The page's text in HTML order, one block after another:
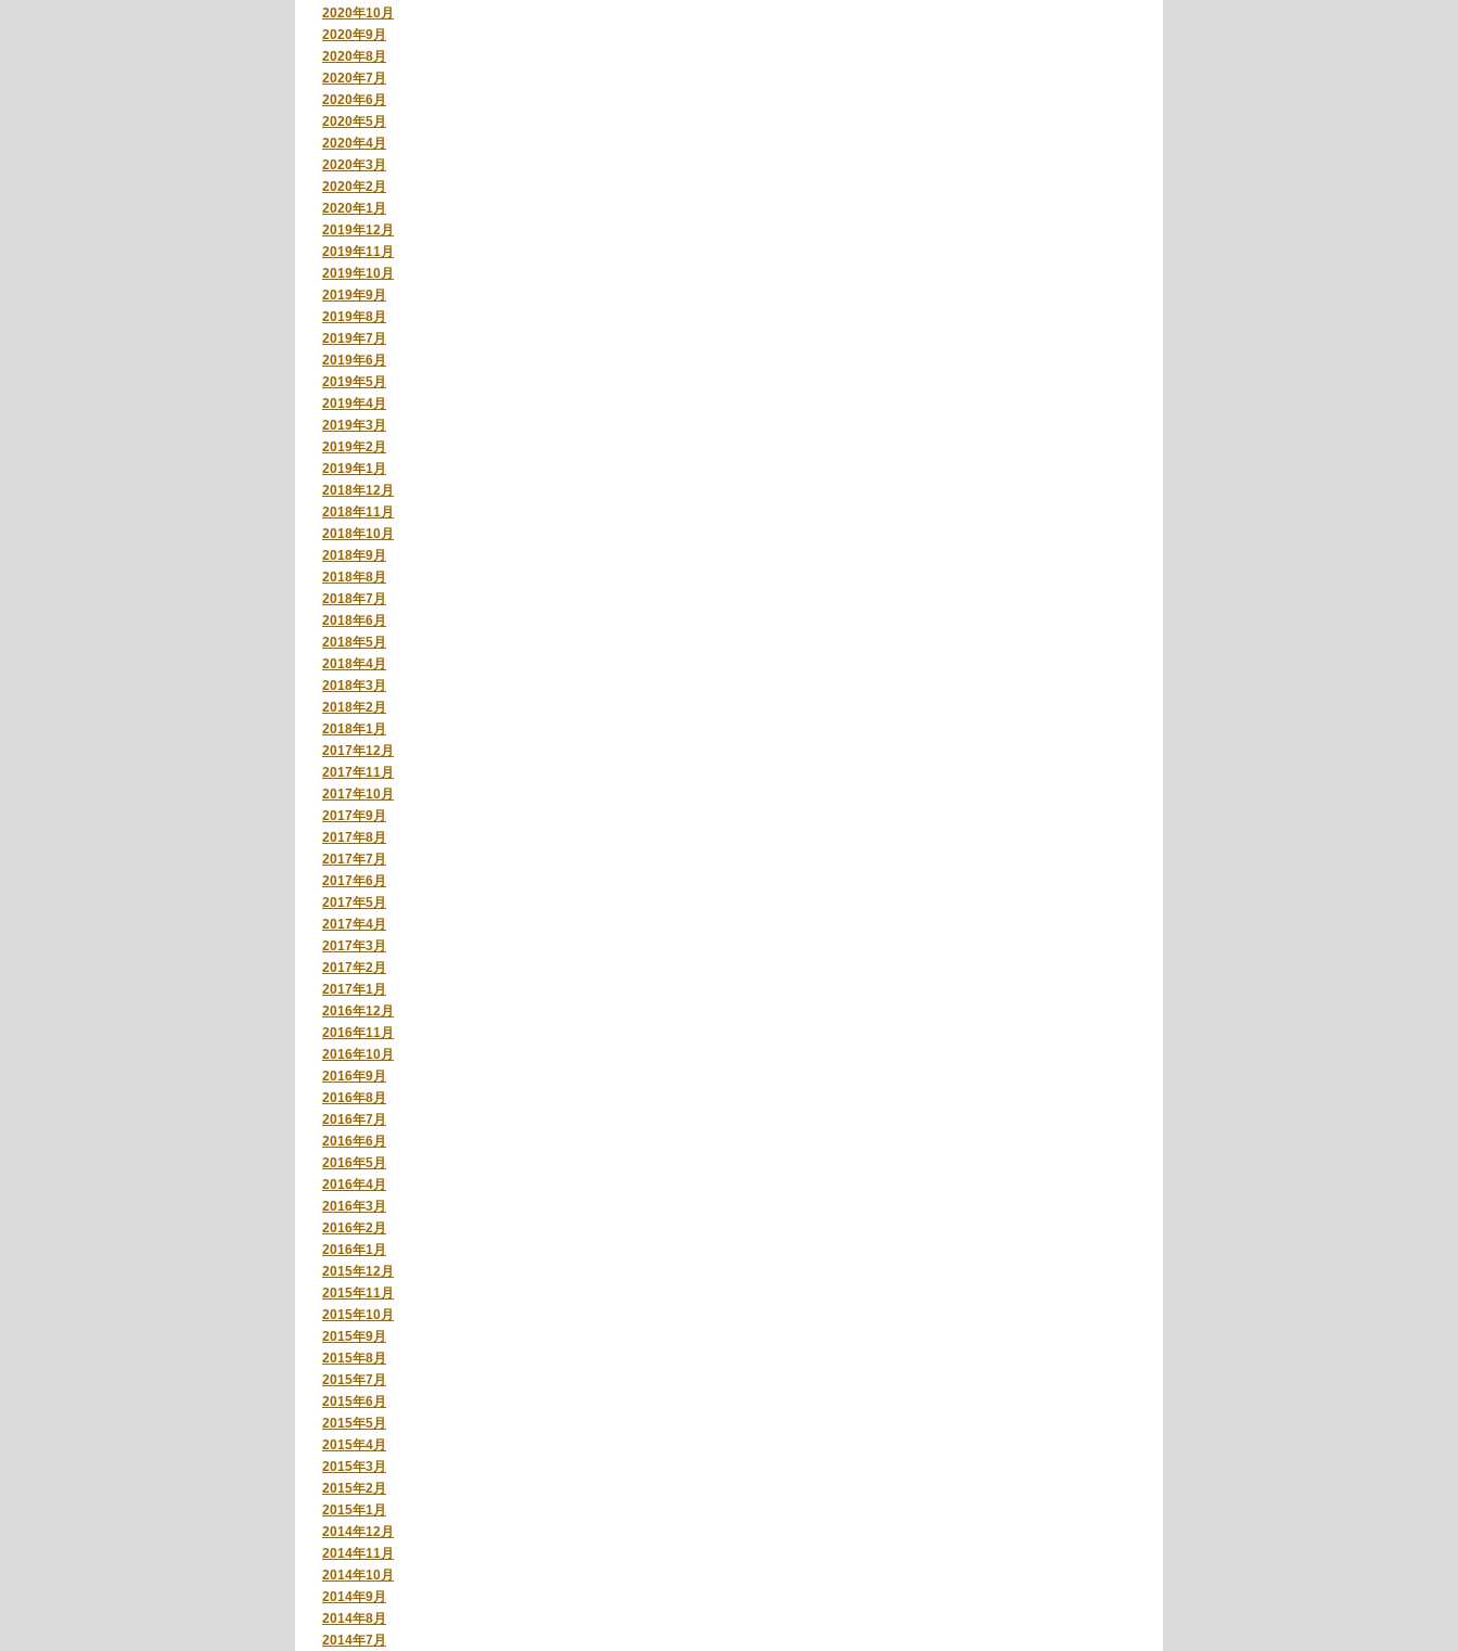
2020年10月
2020年9月
2020年8月
2020年7月
2020年6月
2020年5月
2020年4月
2020年3月
2020年2月
2020年1月
2019年12月
2019年11月
2019年10月
2019年9月
2019年8月
2019年7月
2019年6月
2019年5月
2019年4月
2019年3月
2019年2月
2019年1月
2018年12月
2018年11月
2018年10月
2018年9月
2018年8月
2018年7月
2018年6月
2018年5月
2018年4月
2018年3月
2018年2月
2018年1月
2017年12月
2017年11月
2017年10月
2017年9月
2017年8月
2017年7月
2017年6月
2017年5月
2017年4月
2017年3月
2017年2月
2017年1月
2016年12月
2016年11月
2016年10月
2016年9月
2016年8月
2016年7月
2016年6月
2016年5月
2016年4月
2016年3月
2016年2月
2016年1月
2015年12月
2015年11月
2015年10月
2015年9月
2015年8月
2015年7月
2015年6月
2015年5月
2015年4月
2015年3月
2015年2月
2015年1月
2014年12月
2014年11月
2014年10月
2014年9月
2014年8月
2014年7月